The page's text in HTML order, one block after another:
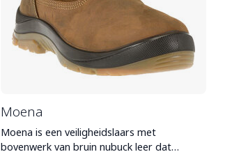
Moena
Moena is een veiligheidslaars met
bovenwerk van bruin nubuck leer dat